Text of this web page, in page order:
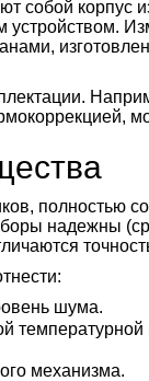
собой корпус
полностью
надежны
шума.
механизма.